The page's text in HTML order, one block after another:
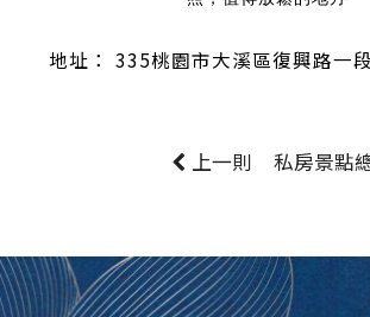
地址 ： 335桃園市大溪區復興路一
上一則 私房景點